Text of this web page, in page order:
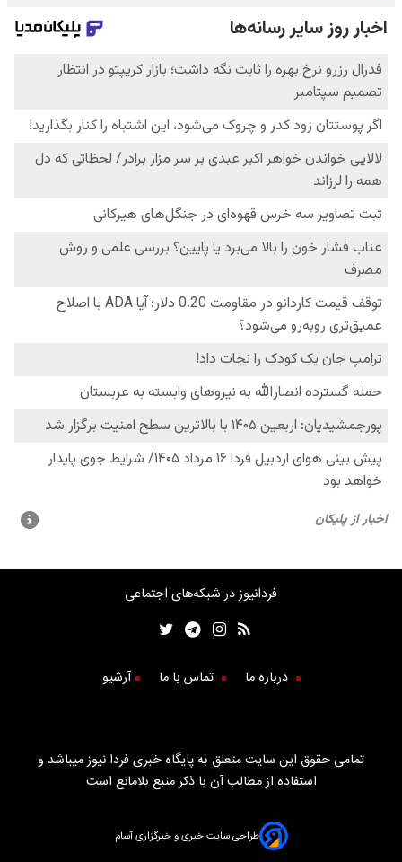
فردانیوز در شبکه‌های اجتماعی
درباره ما تماس با ما آرشیو
تمامی حقوق این سایت متعلق به پایگاه خبری فردا نیوز میباشد و
استفاده از مطالب آن با ذکر منبع بلامانع است
طراحی سایت خبری و خبرگزاری آسام